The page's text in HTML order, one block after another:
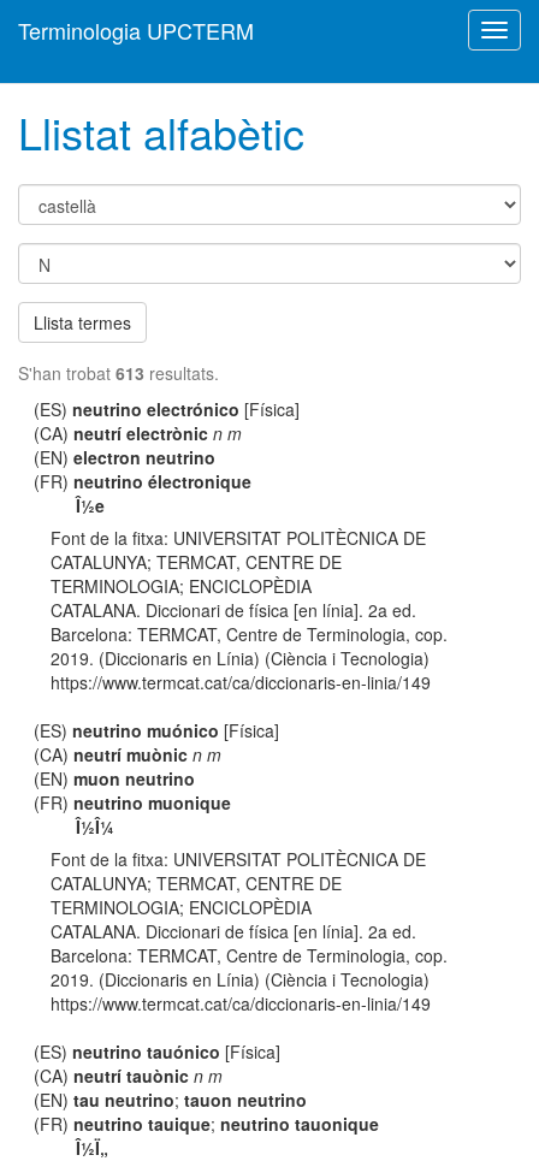
Terminologia UPCTERM
Llistat alfabètic
Llista termes
S'han trobat 613 resultats.
(ES)neutrino electrónico [Física]
(CA)neutrí electrònic n m
(EN)electron neutrino
(FR)neutrino électronique
Î½e
Font de la fitxa: UNIVERSITAT POLITÈCNICA DE
CATALUNYA; TERMCAT, CENTRE DE
TERMINOLOGIA; ENCICLOPÈDIA
CATALANA. Diccionari de física [en línia]. 2a ed.
Barcelona: TERMCAT, Centre de Terminologia, cop.
2019. (Diccionaris en Línia) (Ciència i Tecnologia)
https://www.termcat.cat/ca/diccionaris-en-linia/149
(ES)neutrino muónico [Física]
(CA)neutrí muònic n m
(EN)muon neutrino
(FR)neutrino muonique
Î½Î¼
Font de la fitxa: UNIVERSITAT POLITÈCNICA DE
CATALUNYA; TERMCAT, CENTRE DE
TERMINOLOGIA; ENCICLOPÈDIA
CATALANA. Diccionari de física [en línia]. 2a ed.
Barcelona: TERMCAT, Centre de Terminologia, cop.
2019. (Diccionaris en Línia) (Ciència i Tecnologia)
https://www.termcat.cat/ca/diccionaris-en-linia/149
(ES)neutrino tauónico [Física]
(CA)neutrí tauònic n m
(EN)tau neutrino;tauon neutrino
(FR)neutrino tauique;neutrino tauonique
Î½Ï„